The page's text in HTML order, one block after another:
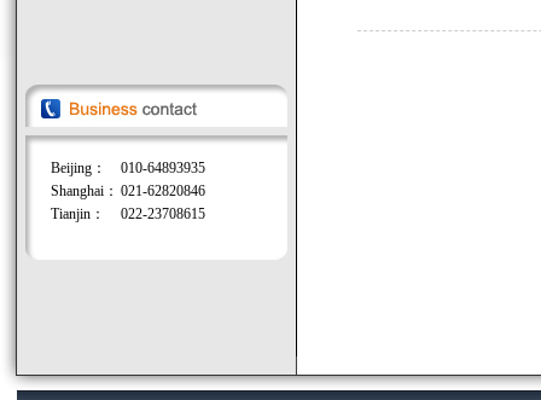
Beijing：
010-64893935
Shanghai： 021-62820846
Tianjin：
022-23708615